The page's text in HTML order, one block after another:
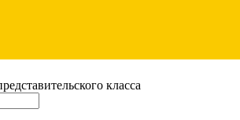
класса